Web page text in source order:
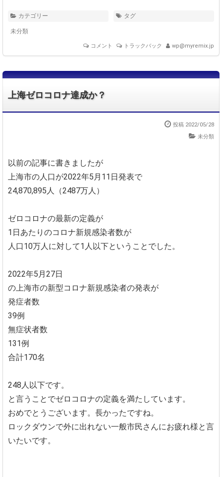
カテゴリー
未分類
タグ
コメント トラックバック wp@myremix.jp
上海ゼロコロナ達成か？
投稿 2022/05/28
未分類
以前の記事に書きましたが
上海市の人口が2022年5月11日発表で
24,870,895人（2487万人）
ゼロコロナの最新の定義が
1日あたりのコロナ新規感染者数が
人口10万人に対して1人以下ということでした。
2022年5月27日
の上海市の新型コロナ新規感染者の発表が
発症者数
39例
無症状者数
131例
合計170名
248人以下です。
と言うことでゼロコロナの定義を満たしています。
おめでとうございます。長かったですね。
ロックダウンで外に出れない一般市民さんにお疲れ様と言
いたいです。